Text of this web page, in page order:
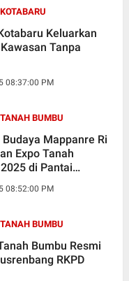
Keluarkan
Tanpa
08:37:00 PM
BUMBU
Budaya Mappanre Ri
Expo Tanah
di Pantai
08:52:00 PM
BUMBU
Bumbu Resmi
RKPD